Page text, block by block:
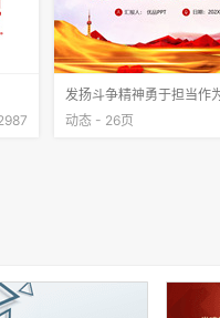
发扬斗争精神勇于担当作
动态 - 26页